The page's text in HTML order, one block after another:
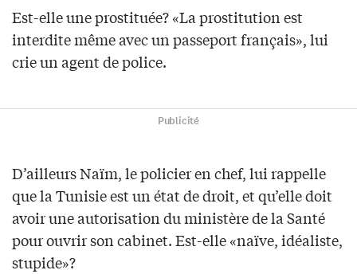
Est-elle une prostituée? «La prostitution est
interdite même avec un passeport français», lui
crie un agent de police.
Publicité
D’ailleurs Naïm, le policier en chef, lui rappelle
que la Tunisie est un état de droit, et qu’elle doit
avoir une autorisation du ministère de la Santé
pour ouvrir son cabinet. Est-elle «naïve, idéaliste,
stupide»?